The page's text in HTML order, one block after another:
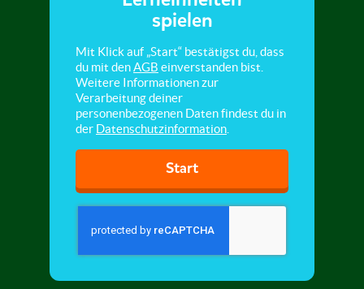
Fortpflanzung und Entwicklung der Vögel.
spielen
Mit Klick auf „Start“ bestätigst du, dass
du mit denAGB einverstanden bist.
Weitere Informationen zur
Verarbeitung deiner
personenbezogenen Daten findest du in
der Datenschutzinformation
Start